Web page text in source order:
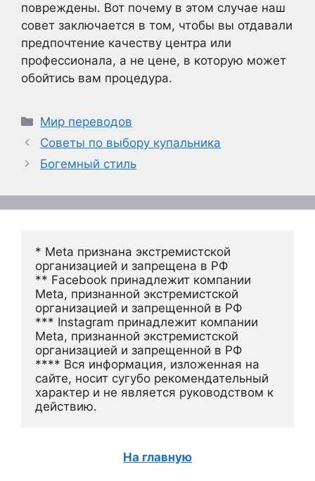
повреждены. Вот почему в этом случае наш
совет заключается в том, чтобы вы отдавали
предпочтение качеству центра или
профессионала, а не цене, в которую может
обойтись вам процедура.
Рубрики
Мир переводов
Советы по выбору купальника
Богемный стиль
* Meta признана экстремистской
организацией и запрещена в РФ
** Facebook принадлежит компании
Meta, признанной экстремистской
организацией и запрещенной в РФ
*** Instagram принадлежит компании
Meta, признанной экстремистской
организацией и запрещенной в РФ
**** Вся информация, изложенная на
сайте, носит сугубо рекомендательный
характер и не является руководством к
действию.
На главную